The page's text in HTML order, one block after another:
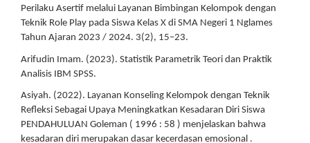
Perilaku Asertif melalui Layanan Bimbingan Kelompok dengan
Teknik Role Play pada Siswa Kelas X di SMA Negeri 1 Nglames
Tahun Ajaran 2023 / 2024. 3(2), 15–23.
Arifudin Imam. (2023). Statistik Parametrik Teori dan Praktik
Analisis IBM SPSS.
Asiyah. (2022). Layanan Konseling Kelompok dengan Teknik
Refleksi Sebagai Upaya Meningkatkan Kesadaran Diri Siswa
PENDAHULUAN Goleman ( 1996 : 58 ) menjelaskan bahwa
kesadaran diri merupakan dasar kecerdasan emosional .